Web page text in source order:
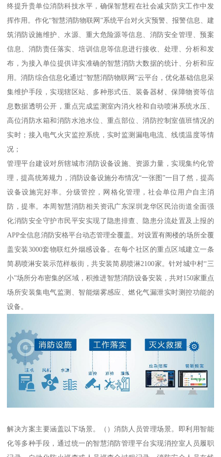
终提升贵单位消防科技水平，确保智慧程在社会减灾防灾工作中发
挥作用。作化“智慧消防物联网”系统平台对火灾预警、报警信息、建
筑消防设施维护、水源、重大危险源等信息、消防安全管理、预案
信息、消防责任落实、培训信息等信息进行接收、处理、分析和发
布，为接入单位提供详实准确的智慧消防大数据的统计、分析和应
用。消防综合信息化通过“智慧消防物联网”云平台，优化基础信息采
集维护手段，实现辖区站、多种形式伍、装备器材、保障物资等信
息数据透明公开，重点完成监测室内消火栓和自动喷淋系统水压、
高位消防水箱和消防水池水位、重点部位、消防控制室值班情况的
实时；接入电气火灾监控系统，实时监测漏电电流、线缆温度等情
况；
管理平台建设对所辖城市消防设备设施、资源力量，实现集约化管
理，提高统筹规力，消防设备设施分布情况“一张图”一目了然，提高
设备设施完好率。分级管控，网格化管理，社会单位用户自主消
防，提率。本周智慧消防相关资讯广东深圳龙华区民治街道全面强
化消防安全守护市民平安实现了隐患排查、隐患分流处置及上报的
APP全信息消防安格平台动态管理全覆盖。对设置有阁楼的场所全覆
盖安装3000套物联红外烟感设备。在每个社区的重点区域建立一条
简易喷淋安装示范样板街，共安装简易喷淋2100家。针对城中村“三
小”场所分布密集的区域，积推进智慧消防设备安装，共对150家重点
场所安装集电气监测、智能烟雾感应、燃化气漏泄实时测控功能的
设备。
解决方案主要涵盖以下场景。（）消防人员管理场景。即利用智能
化等多种手段，通过统一的智慧消防管理平台实现消控室人员履职